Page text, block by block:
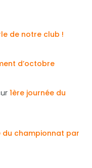
de notre club !
d’octobre
1ère journée du
du championnat par